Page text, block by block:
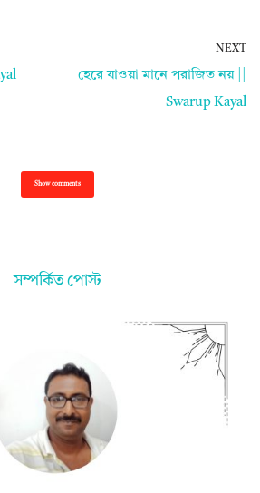
NEXT
হেরে যাওয়া মানে পরাজিত নয় ||
Swarup Kayal
Show comments
সম্পর্কিত পোস্ট